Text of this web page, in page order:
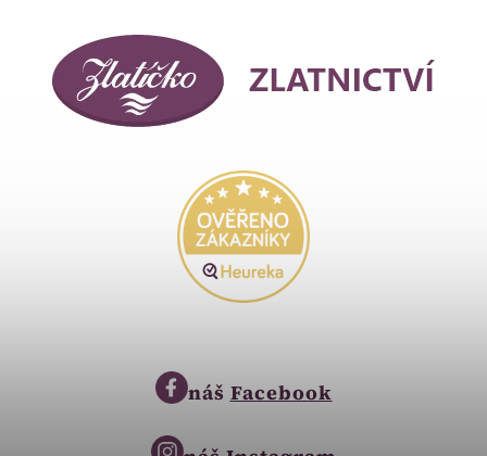
náš Facebook